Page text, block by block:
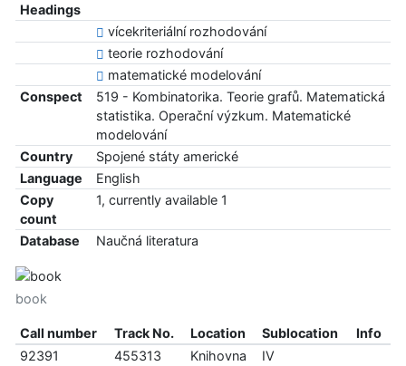
Headings
vícekriteriální rozhodování
teorie rozhodování
matematické modelování
Conspect
519 - Kombinatorika. Teorie grafů. Matematická
statistika. Operační výzkum. Matematické
modelování
Country
Spojené státy americké
Language
English
Copy
count
1, currently available 1
Database Naučná literatura
book
Call number Track No. Location Sublocation
Info
92391
455313 Knihovna IV